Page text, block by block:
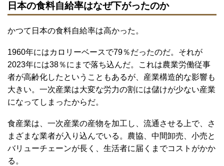
日本の食料自給率はなぜ下がったのか
かつて日本の食料自給率は高かった。
1960年にはカロリーベースで79％だったのだ。それが
2023年には38％にまで落ち込んだ。これは農業労働従事
者が高齢化したということもあるが、産業構造的な影響も
大きい。一次産業は大変な労力の割には儲けが少ない産業
になってしまったからだ。
食産業は、一次産業の産物を加工し、流通させる上で、さ
まざまな業者が入り込んでいる。農協、中間卸売、小売と
バリューチェーンが長く、生活者に届くまでコストがかか
る。